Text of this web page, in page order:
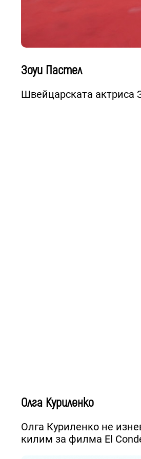
Зоуи Пастел
Швейцарската актриса
Олга Куриленко
Олга Куриленко не
килим за филма El